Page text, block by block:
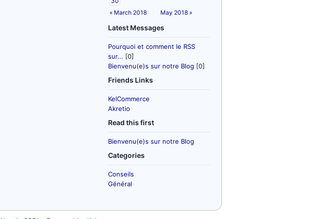
« March 2018
May 2018 »
Latest Messages
Pourquoi et comment le RSS
sur... [0]
Bienvenu(e)s sur notre Blog [0]
Friends Links
KelCommerce
Akretio
Read this first
Bienvenu(e)s sur notre Blog
Categories
Conseils
Général